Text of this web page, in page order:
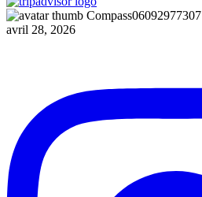
Compass06092977307
avril 28, 2026